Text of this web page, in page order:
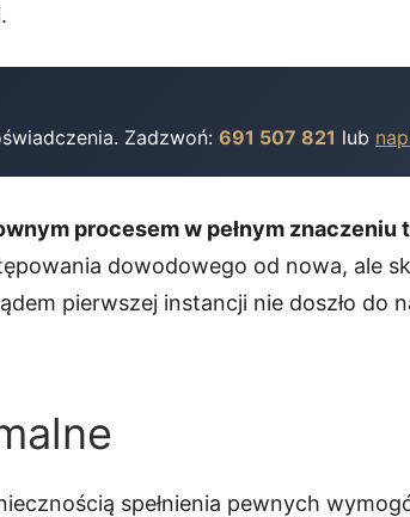
Zadzwoń: 691 507 821 lub
procesem w pełnym znaczeniu
dowodowego od nowa, ale
pierwszej instancji nie doszło do
spełnienia pewnych